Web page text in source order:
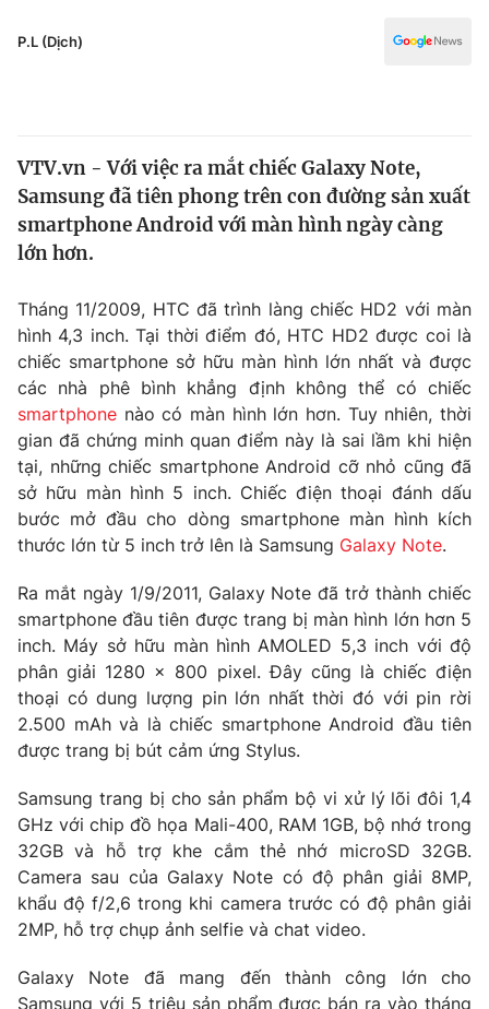
Pháp luật
Thế giới
Tin tức
Thế giới đó đây
Kinh tế
Thị trường
Góc doanh nghiệp
Truyền hình
Phim VTV
Hậu trường
Nhân vật
Khán giả
Giải trí
Điện ảnh
Âm nhạc
Sao
Đời sống
Du lịch
Chất lượng cuộc sống
Giáo dục
Tuyển sinh
Học trực tuyến
Công nghệ
Hitech Công nghệ tương lai
Sản phẩm
Thị trường
Giao lưu trực tuyến
Lịch phát sóng
Chuyên mục khác
Emagazine Podcast
Photo Infographic
Video Shorts video
Công nghệ
P.L (Dịch)
VTV.vn - Với việc ra mắt chiếc Galaxy Note,
Samsung đã tiên phong trên con đường sản xuất
smartphone Android với màn hình ngày càng
lớn hơn.
Tháng 11/2009, HTC đã trình làng chiếc HD2 với màn
hình 4,3 inch. Tại thời điểm đó, HTC HD2 được coi là
chiếc smartphone sở hữu màn hình lớn nhất và được
các nhà phê bình khẳng định không thể có chiếc
smartphone nào có màn hình lớn hơn. Tuy nhiên, thời
gian đã chứng minh quan điểm này là sai lầm khi hiện
tại, những chiếc smartphone Android cỡ nhỏ cũng đã
sở hữu màn hình 5 inch. Chiếc điện thoại đánh dấu
bước mở đầu cho dòng smartphone màn hình kích
thước lớn từ 5 inch trở lên là Samsung Galaxy Note.
Ra mắt ngày 1/9/2011, Galaxy Note đã trở thành chiếc
smartphone đầu tiên được trang bị màn hình lớn hơn 5
inch. Máy sở hữu màn hình AMOLED 5,3 inch với độ
phân giải 1280 x 800 pixel. Đây cũng là chiếc điện
thoại có dung lượng pin lớn nhất thời đó với pin rời
2.500 mAh và là chiếc smartphone Android đầu tiên
được trang bị bút cảm ứng Stylus.
Samsung trang bị cho sản phẩm bộ vi xử lý lõi đôi 1,4
GHz với chip đồ họa Mali-400, RAM 1GB, bộ nhớ trong
32GB và hỗ trợ khe cắm thẻ nhớ microSD 32GB.
Camera sau của Galaxy Note có độ phân giải 8MP,
khẩu độ f/2,6 trong khi camera trước có độ phân giải
2MP, hỗ trợ chụp ảnh selfie và chat video.
Galaxy Note đã mang đến thành công lớn cho
Samsung với 5 triệu sản phẩm được bán ra vào tháng